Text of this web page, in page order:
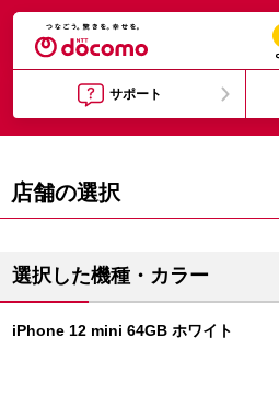
サポート
店舗の選択
選択した機種・カラー
iPhone 12 mini 64GB ホワイト